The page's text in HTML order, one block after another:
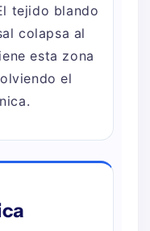
tejido blando
colapsa al
esta zona
el